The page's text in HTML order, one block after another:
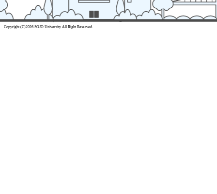
Copyright (C)2026 SOJO University All Right Reserved.